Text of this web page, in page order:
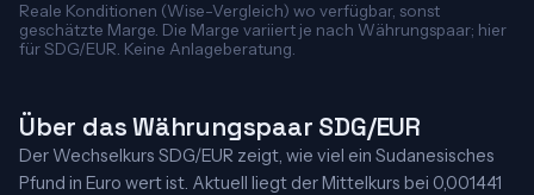
Reale Konditionen (Wise-Vergleich) wo verfügbar, sonst
geschätzte Marge. Die Marge variiert je nach Währungspaar; hier
für SDG/EUR. Keine Anlageberatung.
Über das Währungspaar SDG/EUR
Der Wechselkurs SDG/EUR zeigt, wie viel ein Sudanesisches
Pfund in Euro wert ist. Aktuell liegt der Mittelkurs bei 0,001441